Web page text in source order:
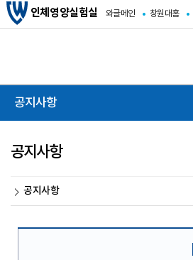
인체영양실험실 와글메인 창원대홈
공지사항
공지사항
공지사항